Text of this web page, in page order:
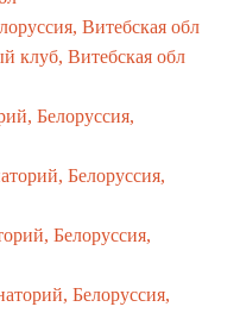
Витебская обл
клуб, Витебская обл
Белоруссия,
Белоруссия,
Белоруссия,
Белоруссия,